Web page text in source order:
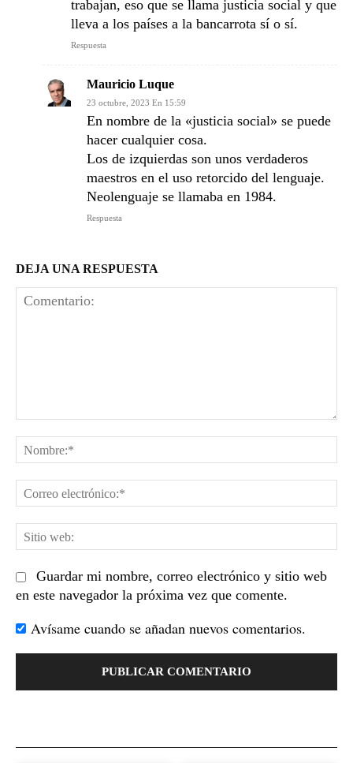
trabajan, eso que se llama justicia social y que
lleva a los países a la bancarrota sí o sí.
Respuesta
Mauricio Luque
23 octubre, 2023 En 15:59
En nombre de la «justicia social» se puede
hacer cualquier cosa.
Los de izquierdas son unos verdaderos
maestros en el uso retorcido del lenguaje.
Neolenguaje se llamaba en 1984.
Respuesta
DEJA UNA RESPUESTA
Guardar mi nombre, correo electrónico y sitio web
en este navegador la próxima vez que comente.
Avísame cuando se añadan nuevos comentarios.